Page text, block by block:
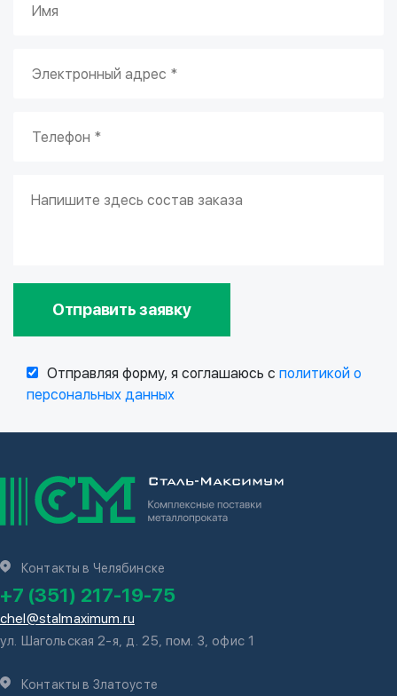
Отправить заявку
Отправляя форму, я соглашаюсь с политикой о
персональных данных
Контакты в Челябинске
+7 (351) 217-19-75
chel@stalmaximum.ru
ул. Шагольская 2-я, д. 25, пом. 3, офис 1
Контакты в Златоусте